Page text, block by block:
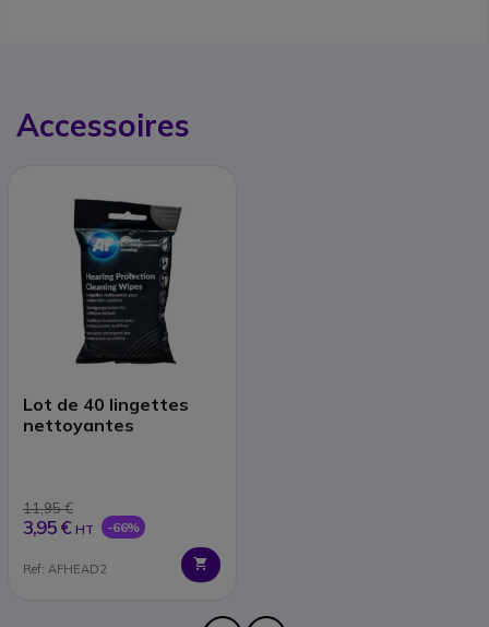
Accessoires
Lot de 40 lingettes
nettoyantes
11,95 €
3,95 € HT -66%
Ref: AFHEAD2